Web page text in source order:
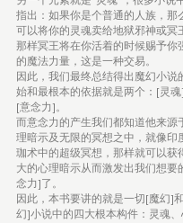
指出：如果你是个普通的人族，那
可以将你的灵魂卖给地狱邪神或冥
那样冥王将在你活着的时候赐予你
的魔法力量，这是一种交易。
因此，我们最终总结得出魔幻小说
始和最根本的依据就是两个：[灵
[意念力]。
而意念力的产生我们都知道他来源
理暗示及无限的冥想之中，就像印
珈术中的超级冥想，那样就可以获
大的心理暗示从而激发出我们想要
念力]了。
因此，本书要讲的就是一切[魔幻]
幻]小说中的四大根本构件：灵魂、